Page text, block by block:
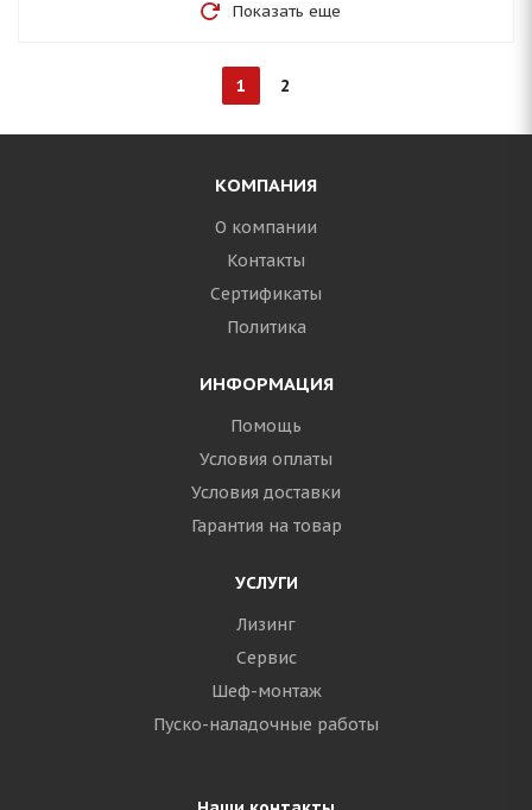
Показать еще
1 2
КОМПАНИЯ
О компании
Контакты
Сертификаты
Политика
ИНФОРМАЦИЯ
Помощь
Условия оплаты
Условия доставки
Гарантия на товар
УСЛУГИ
Лизинг
Сервис
Шеф-монтаж
Пуско-наладочные работы